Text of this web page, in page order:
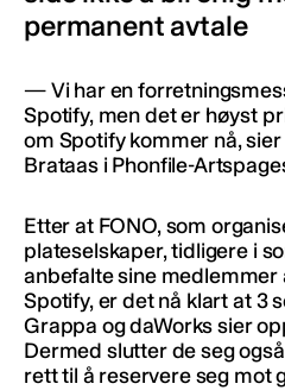
permanent avtale
— Vi har en
Spotify, men det er høyst
om Spotify kommer nå,
Brataas i Phonfile-
Etter at FONO, som
plateselskaper, tidligere i
anbefalte sine medlemmer
Spotify, er det nå klart at 3
Grappa og daWorks sier
Dermed slutter de seg
rett til å reservere seg mot